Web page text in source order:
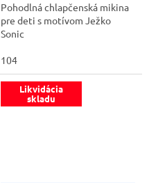
Pohodlná chlapčenská mikina
pre deti s motívom Ježko
Sonic
104
Likvidácia
skladu